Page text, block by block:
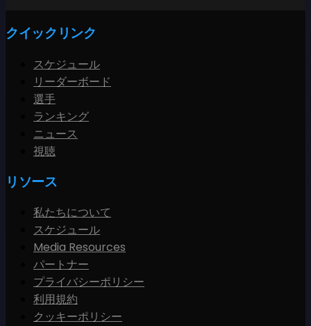
クイックリンク
スケジュール
リーダーボード
選手
ランキング
ニュース
視聴
リソース
私たちについて
スケジュール
Media Resources
パートナー
プライバシーポリシー
利用規約
クッキーポリシー